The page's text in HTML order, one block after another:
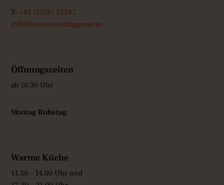
T: +43 (5556) 72247
info@loewen-tschagguns.at
Öffnungszeiten
ab 10.30 Uhr
Montag Ruhetag
Warme Küche
11.30 – 14.00 Uhr und